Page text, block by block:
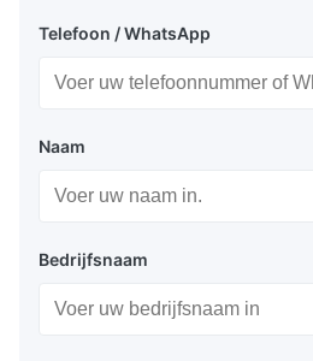
Telefoon / WhatsApp
Naam
Bedrijfsnaam